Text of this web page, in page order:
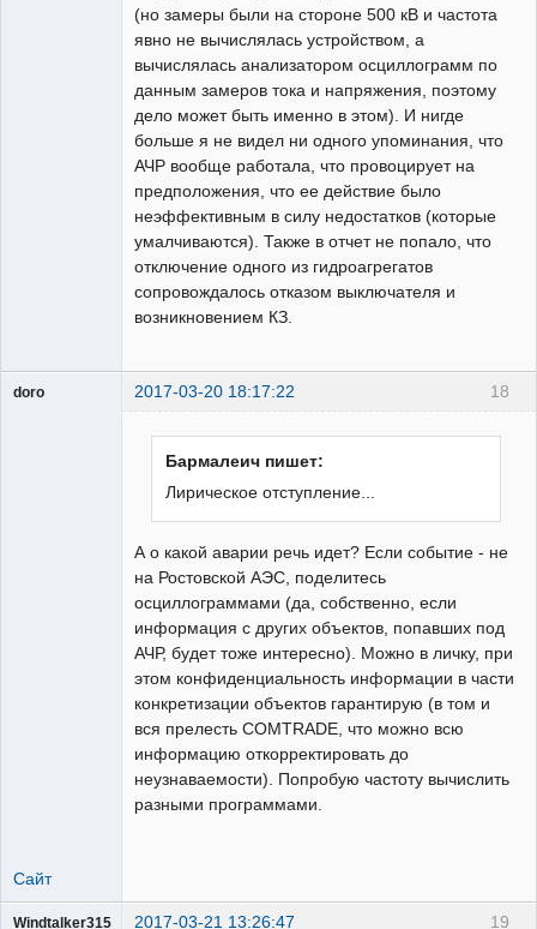
(но замеры были на стороне 500 кВ и частота
явно не вычислялась устройством, а
вычислялась анализатором осциллограмм по
данным замеров тока и напряжения, поэтому
дело может быть именно в этом). И нигде
больше я не видел ни одного упоминания, что
АЧР вообще работала, что провоцирует на
предположения, что ее действие было
неэффективным в силу недостатков (которые
умалчиваются). Также в отчет не попало, что
отключение одного из гидроагрегатов
сопровождалось отказом выключателя и
возникновением КЗ.
18
doro 2017-03-20 18:17:22
Бармалеич пишет:
Лирическое отступление...
А о какой аварии речь идет? Если событие - не
на Ростовской АЭС, поделитесь
осциллограммами (да, собственно, если
информация с других объектов, попавших под
АЧР, будет тоже интересно). Можно в личку, при
этом конфиденциальность информации в части
конкретизации объектов гарантирую (в том и
вся прелесть COMTRADE, что можно всю
информацию откорректировать до
неузнаваемости). Попробую частоту вычислить
разными программами.
Сайт
19
Windtalker315 2017-03-21 13:26:47